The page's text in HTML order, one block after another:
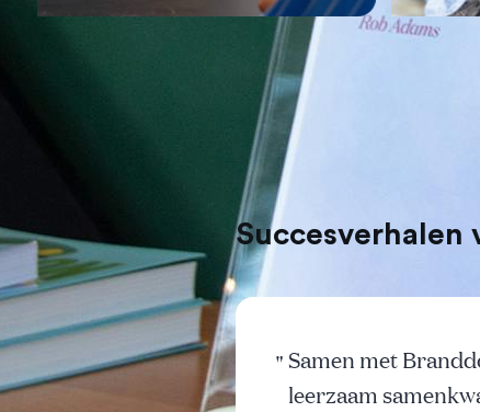
Succesverhalen
Samen met
leerzaam